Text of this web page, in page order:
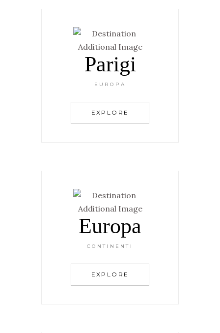
Parigi
EUROPA
EXPLORE
Europa
CONTINENTI
EXPLORE